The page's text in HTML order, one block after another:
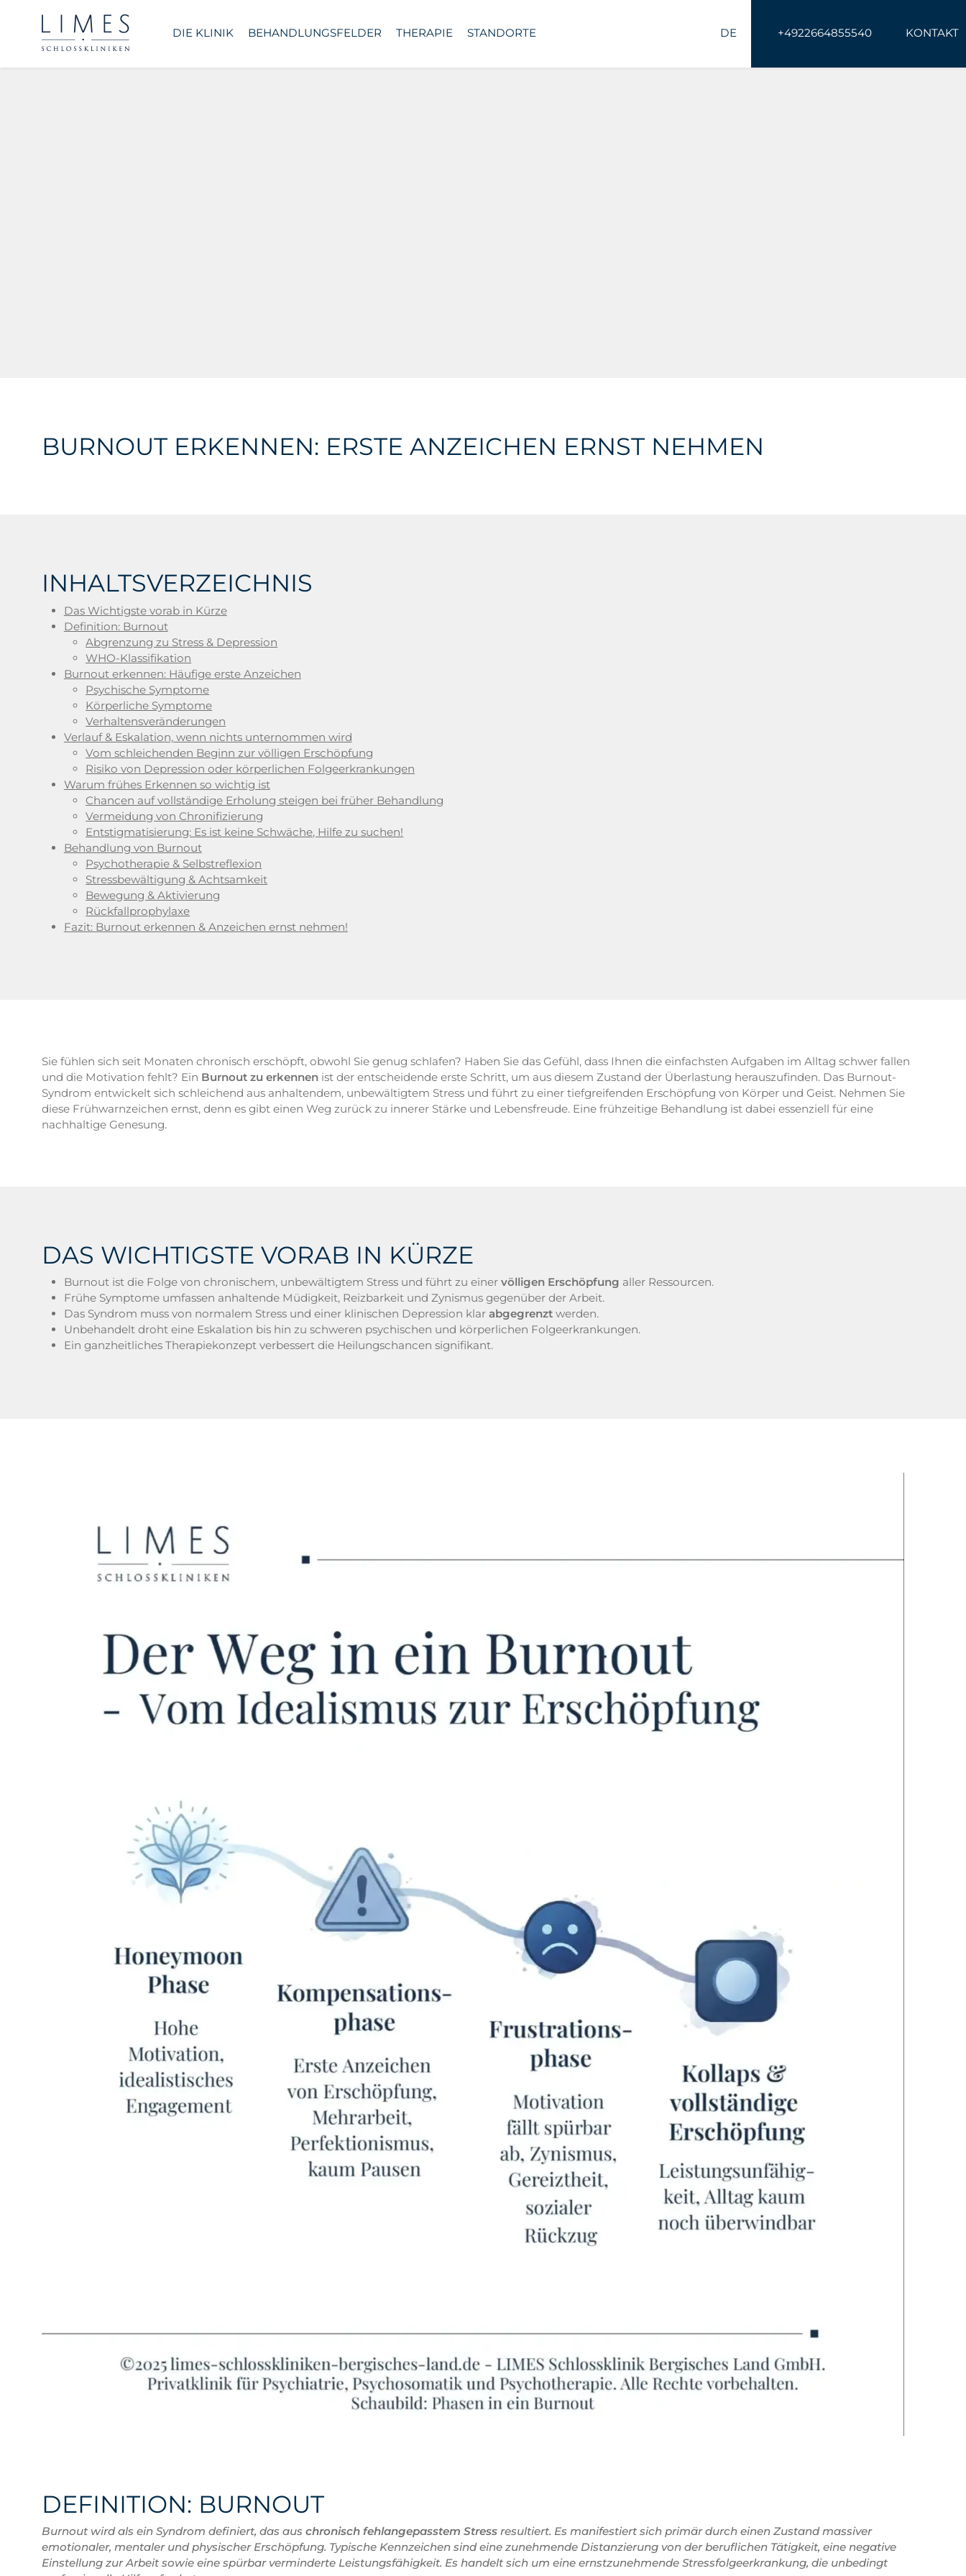
DE +4922664855540 KONTAKT
DIE KLINIK BEHANDLUNGSFELDER THERAPIE STANDORTE
BURNOUT ERKENNEN: ERSTE ANZEICHEN ERNST NEHMEN
INHALTSVERZEICHNIS
Das Wichtigste vorab in Kürze
Definition: Burnout
Abgrenzung zu Stress & Depression
WHO-Klassifikation
Burnout erkennen: Häufige erste Anzeichen
Psychische Symptome
Körperliche Symptome
Verhaltensveränderungen
Verlauf & Eskalation, wenn nichts unternommen wird
Vom schleichenden Beginn zur völligen Erschöpfung
Risiko von Depression oder körperlichen Folgeerkrankungen
Warum frühes Erkennen so wichtig ist
Chancen auf vollständige Erholung steigen bei früher Behandlung
Vermeidung von Chronifizierung
Entstigmatisierung: Es ist keine Schwäche, Hilfe zu suchen!
Behandlung von Burnout
Psychotherapie & Selbstreflexion
Stressbewältigung & Achtsamkeit
Bewegung & Aktivierung
Rückfallprophylaxe
Fazit: Burnout erkennen & Anzeichen ernst nehmen!
Sie fühlen sich seit Monaten chronisch erschöpft, obwohl Sie genug schlafen? Haben Sie das Gefühl, dass Ihnen die einfachsten Aufgaben im Alltag schwer fallen
und die Motivation fehlt? Ein Burnout zu erkennen ist der entscheidende erste Schritt, um aus diesem Zustand der Überlastung herauszufinden. Das Burnout-
Syndrom entwickelt sich schleichend aus anhaltendem, unbewältigtem Stress und führt zu einer tiefgreifenden Erschöpfung von Körper und Geist. Nehmen Sie
diese Frühwarnzeichen ernst, denn es gibt einen Weg zurück zu innerer Stärke und Lebensfreude. Eine frühzeitige Behandlung ist dabei essenziell für eine
nachhaltige Genesung.
DAS WICHTIGSTE VORAB IN KÜRZE
Burnout ist die Folge von chronischem, unbewältigtem Stress und führt zu einer völligen Erschöpfung aller Ressourcen.
Frühe Symptome umfassen anhaltende Müdigkeit, Reizbarkeit und Zynismus gegenüber der Arbeit.
Das Syndrom muss von normalem Stress und einer klinischen Depression klar abgegrenztwerden.
Unbehandelt droht eine Eskalation bis hin zu schweren psychischen und körperlichen Folgeerkrankungen.
Ein ganzheitliches Therapiekonzept verbessert die Heilungschancen signifikant.
DEFINITION: BURNOUT
Burnout wird als ein Syndrom definiert, das auschronisch fehlangepasstem Stress resultiert. Es manifestiert sich primär durch einen Zustand massiver
emotionaler, mentaler und physischer Erschöpfung. Typische Kennzeichen sind eine zunehmende Distanzierung von der beruflichen Tätigkeit, eine negative
Einstellung zur Arbeit sowie eine spürbar verminderte Leistungsfähigkeit. Es handelt sich um eine ernstzunehmende Stressfolgeerkrankung, die unbedingt